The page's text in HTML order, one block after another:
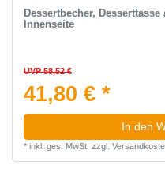
Dessertbecher,
Innenseite
UVP 58,52 €
41,80 € *
In den
* inkl. ges. MwSt. zzgl.